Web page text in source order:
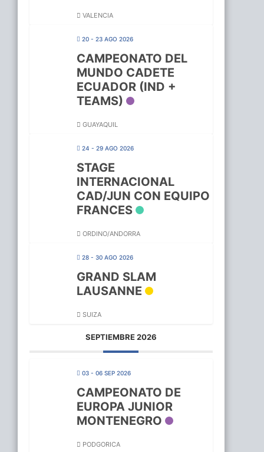
VALENCIA
20 - 23 AGO 2026
CAMPEONATO DEL
MUNDO CADETE
ECUADOR (IND +
TEAMS)
GUAYAQUIL
24 - 29 AGO 2026
STAGE
INTERNACIONAL
CAD/JUN CON EQUIPO
FRANCES
ORDINO/ANDORRA
28 - 30 AGO 2026
GRAND SLAM
LAUSANNE
SUIZA
SEPTIEMBRE 2026
03 - 06 SEP 2026
CAMPEONATO DE
EUROPA JUNIOR
MONTENEGRO
PODGORICA